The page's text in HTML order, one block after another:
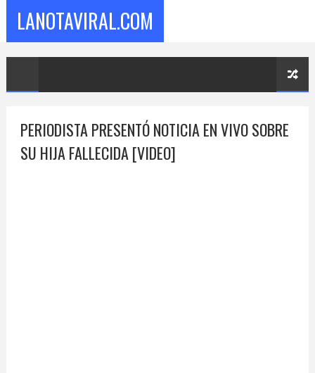
LANOTAVIRAL.COM
PERIODISTA PRESENTÓ NOTICIA EN VIVO SOBRE
SU HIJA FALLECIDA [VIDEO]